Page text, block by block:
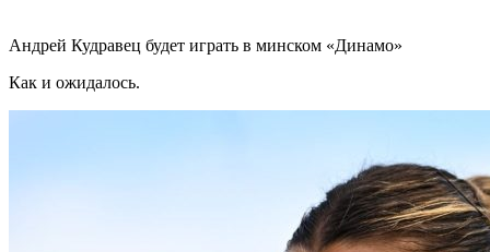
Андрей Кудравец будет играть в минском «Динамо»
Как и ожидалось.